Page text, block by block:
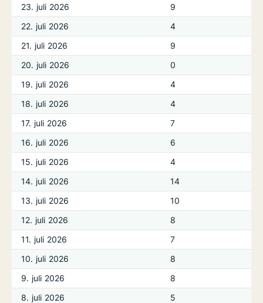
23. juli 2026
9
22. juli 2026
4
21. juli 2026
9
20. juli 2026
0
19. juli 2026
4
18. juli 2026
4
17. juli 2026
7
16. juli 2026
6
15. juli 2026
4
14. juli 2026
14
13. juli 2026
10
12. juli 2026
8
11. juli 2026
7
10. juli 2026
8
9. juli 2026
8
8. juli 2026
5